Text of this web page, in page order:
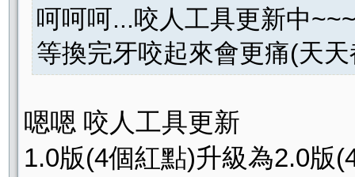
呵呵呵...咬人工具更新中
等換完牙咬起來會更痛(天
嗯嗯 咬人工具更新
1.0版(4個紅點)升級為2.0版